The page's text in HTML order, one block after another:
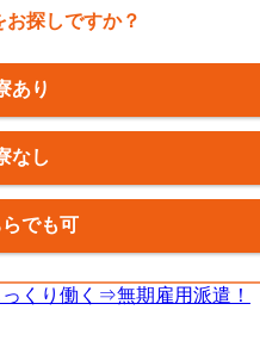
探しですか？
あり
なし
らでも可